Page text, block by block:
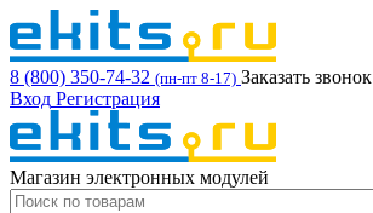
8 (800) 350-74-32 (пн-пт 8-17) Заказать звонок
Вход Регистрация
Магазин электронных модулей